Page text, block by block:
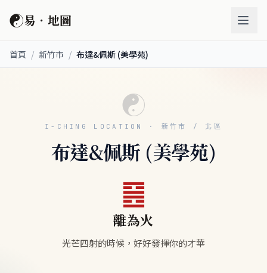
☯易．地圖
首頁 / 新竹市 / 布達&佩斯 (美學苑)
☯
I-CHING LOCATION · 新竹市 / 北區
布達&佩斯 (美學苑)
䷝
離為火
光芒四射的時候，好好發揮你的才華